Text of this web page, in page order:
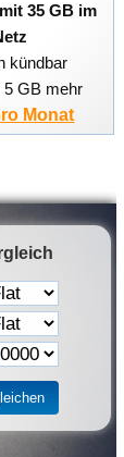
35 GB im
kündbar
5 GB mehr
Monat